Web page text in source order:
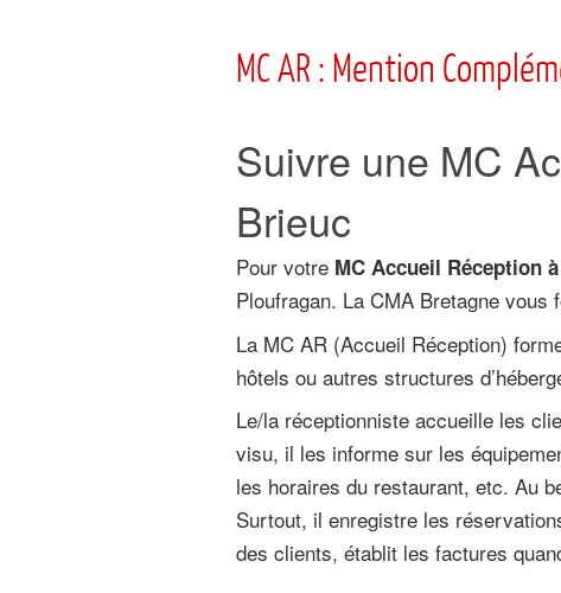
MC AR : Mention
Suivre une MC
Brieuc
Pour votre MC Accueil Réception
Ploufragan. La CMA Bretagne vous
La MC AR (Accueil Réception)
hôtels ou autres structures
Le/la réceptionniste accueille les
visu, il les informe sur les
les horaires du restaurant, etc. Au
Surtout, il enregistre les
des clients, établit les factures